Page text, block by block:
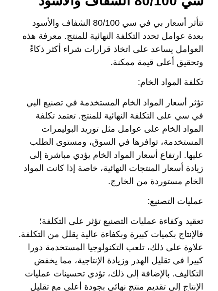
تتأثر أسعار بي في سي 80/100 الشفاف والأسود
بعدة عوامل تحدد التكلفة النهائية للمنتج. معرفة هذه
العوامل يساعد على اتخاذ قرارات شراء أكثر ذكاءً
وتحقيق أعلى قيمة ممكنة.
تكلفة المواد الخام:
تؤثر أسعار المواد الخام المستخدمة في تصنيع البي
في سي على التكلفة النهائية للمنتج. تعتمد تكلفة
المواد الخام على عوامل مثل توريد البوليمرات
المستخدمة، توافرها في السوق، ومستوى الطلب
عليها. ارتفاع أسعار المواد الخام يؤدي مباشرة إلى
زيادة أسعار المنتجات النهائية، خاصة إذا كانت المواد
الخام مستوردة من الخارج.
عمليات التصنيع:
تعقيد وكفاءة عمليات التصنيع تؤثر على التكلفة؛
فالإنتاج بكميات كبيرة وبكفاءة عالية يقلل من التكلفة.
علاوة على ذلك، تلعب التكنولوجيا المستخدمة دورا
كبيرا في تقليل الهدر وزيادة الإنتاجية، مما يخفض
التكاليف. بالإضافة إلى ذلك، تؤدي تحسينات عمليات
الإنتاج إلى تقديم منتج نهائي بجودة أعلى مع تقليل